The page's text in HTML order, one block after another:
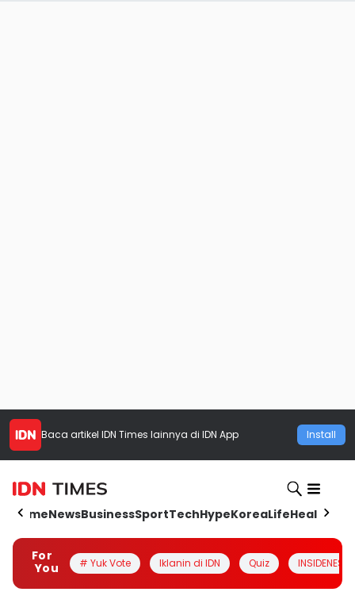
Baca artikel IDN Times lainnya di IDN App Install
HomeNewsBusinessSportTechHypeKoreaLifeHealth
For
You
# Yuk Vote Iklanin di IDN Quiz INSIDENESIA